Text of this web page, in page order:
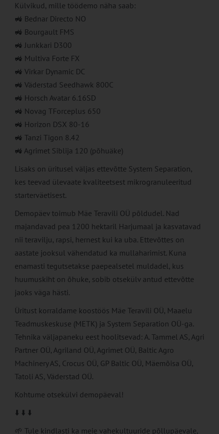
Külvikud, mille töödemo näha saab:
🚜 Bednar Directo NO
🚜 Bourgault FMS
🚜 Junkkari D300
🚜 Multiva Forte FX
🚜 Virkar Dynamic DC
🚜 Väderstad Seedhawk 800C
🚜 Horsch Avatar 6.16SD
🚜 Novag TForceplus 650
🚜 Horizon DSX 80-16
🚜 Tanzi Tigon 8.42
🚜 Agrimet Siblija 120 (põhuäke)
Lisaks on üritusel väljas ettevõtte System Separation,
kes teevad ülevaate kvaliteetsest mikrogranuleeritud
starterväetisest.
Demopäev toimub Mäe Teravili OÜ põldudel. Nad
majandavad pea 1200 hektaril Harjumaal ja kasvatavad
nii teravilju, rapsi, hernest kui ka uba. Ettevõttes on
aastate jooksul vähendatud ka mullaharimist. Kuna
enamasti tegutsetakse paepealsetel muldadel, kus
huumuskiht on õhuke, sobib otsekülv antud ettevõtte
jaoks väga hästi.
Üritust korraldame koostöös Mäe Teravili OÜ, Maaelu
Teadmuskeskuse (METK) ja System Separation OÜ-ga.
Tehnika väljapaneku eest hoolitsevad: A. Tammel AS, Agri
Partner OÜ, Agriland OÜ, Agrimet OÜ, Baltic Agro
Machinery AS, Crocus OÜ, GP Baltic OÜ, Mäemõisa OÜ,
Tatoli AS, Väderstad OÜ.
Kohtume otsekülvi demopäeval!
⬇️ ⬇️ ⬇️
🌱 Tule kindlasti ka meie vahekultuuride põllupäevale,